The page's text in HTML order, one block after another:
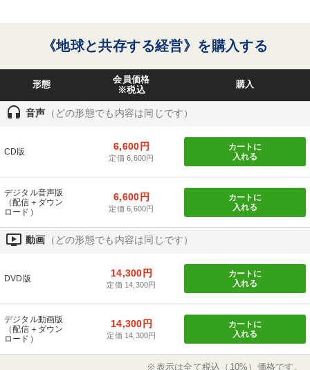
《地球と共存する経営》を購入する
形態
会員価格
※税込
購入
headset 音声 （どの形態でも内容は同じです）
CD版 6,600円
定価 6,600円
カートに
入れる
デジタル音声版
（配信＋ダウン
ロード）
6,600円
定価 6,600円
カートに
入れる
ondemand_video 動画 （どの形態でも内容は同じです）
DVD版 14,300円
定価 14,300円
カートに
入れる
デジタル動画版
（配信＋ダウン
ロード）
14,300円
定価 14,300円
カートに
入れる
※表示は全て税込（10%）価格です。